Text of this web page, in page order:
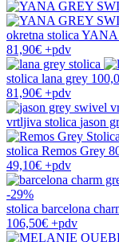
okretna stolicaYANA
81,90€ +pdv
stolica lana grey
81,90€ +pdv
vrtljiva stolica jason
stolica Remos Grey
49,10€ +pdv
-29%
stolica barcelona
106,50€ +pdv